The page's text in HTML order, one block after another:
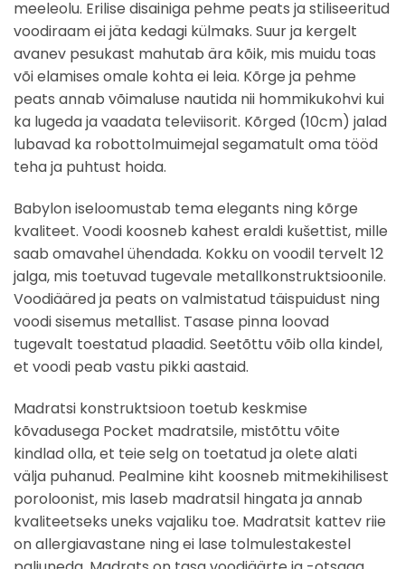
meeleolu. Erilise disainiga pehme peats ja stiliseeritud
voodiraam ei jäta kedagi külmaks. Suur ja kergelt
avanev pesukast mahutab ära kõik, mis muidu toas
või elamises omale kohta ei leia. Kõrge ja pehme
peats annab võimaluse nautida nii hommikukohvi kui
ka lugeda ja vaadata televiisorit. Kõrged (10cm) jalad
lubavad ka robottolmuimejal segamatult oma tööd
teha ja puhtust hoida.
Babylon iseloomustab tema elegants ning kõrge
kvaliteet. Voodi koosneb kahest eraldi kušettist, mille
saab omavahel ühendada. Kokku on voodil tervelt 12
jalga, mis toetuvad tugevale metallkonstruktsioonile.
Voodiääred ja peats on valmistatud täispuidust ning
voodi sisemus metallist. Tasase pinna loovad
tugevalt toestatud plaadid. Seetõttu võib olla kindel,
et voodi peab vastu pikki aastaid.
Madratsi konstruktsioon toetub keskmise
kõvadusega Pocket madratsile, mistõttu võite
kindlad olla, et teie selg on toetatud ja olete alati
välja puhanud. Pealmine kiht koosneb mitmekihilisest
poroloonist, mis laseb madratsil hingata ja annab
kvaliteetseks uneks vajaliku toe. Madratsit kattev riie
on allergiavastane ning ei lase tolmulestakestel